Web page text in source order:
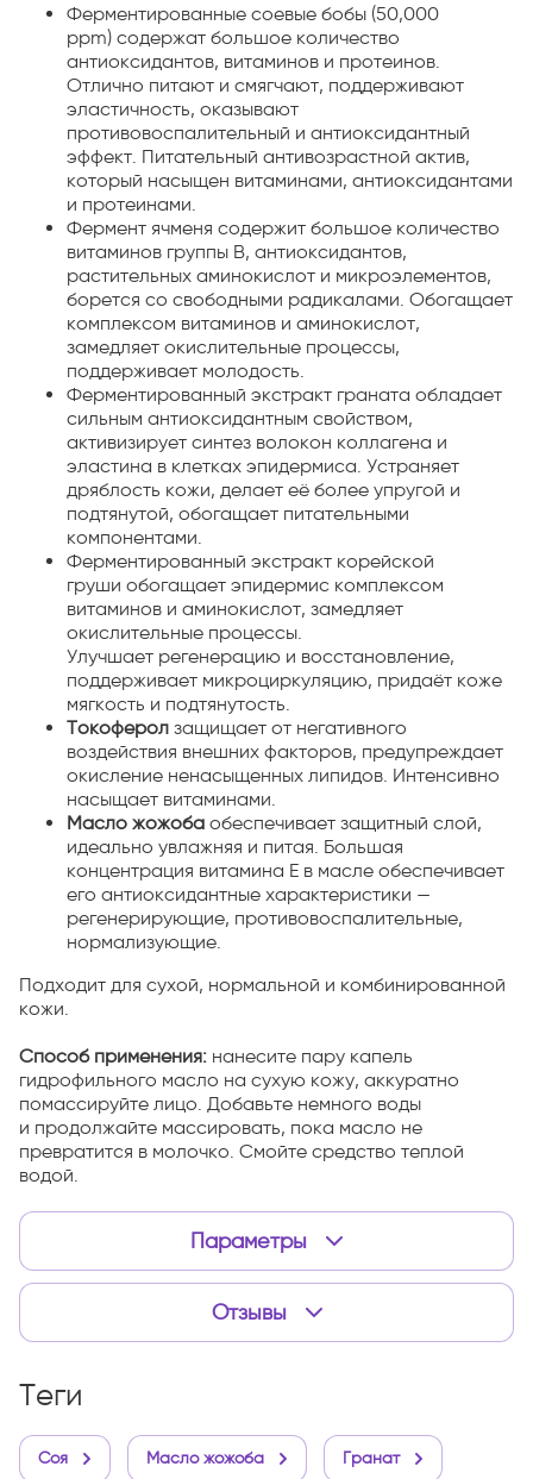
Ферментированные соевые бобы (50,000
ppm) содержат большое количество
антиоксидантов, витаминов и протеинов.
Отлично питают и смягчают, поддерживают
эластичность, оказывают
противовоспалительный и антиоксидантный
эффект. Питательный антивозрастной актив,
который насыщен витаминами, антиоксидантами
и протеинами.
Фермент ячменя содержит большое количество
витаминов группы B, антиоксидантов,
растительных аминокислот и микроэлементов,
борется со свободными радикалами. Обогащает
комплексом витаминов и аминокислот,
замедляет окислительные процессы,
поддерживает молодость.
Ферментированный экстракт граната обладает
сильным антиоксидантным свойством,
активизирует синтез волокон коллагена и
эластина в клетках эпидермиса. Устраняет
дряблость кожи, делает её более упругой и
подтянутой, обогащает питательными
компонентами.
Ферментированный экстракт корейской
груши обогащает эпидермис комплексом
витаминов и аминокислот, замедляет
окислительные процессы.
Улучшает регенерацию и восстановление,
поддерживает микроциркуляцию, придаёт коже
мягкость и подтянутость.
Токоферол защищает от негативного
воздействия внешних факторов, предупреждает
окисление ненасыщенных липидов. Интенсивно
насыщает витаминами.
Масло жожоба обеспечивает защитный слой,
идеально увлажняя и питая. Большая
концентрация витамина Е в масле обеспечивает
его антиоксидантные характеристики —
регенерирующие, противовоспалительные,
нормализующие.
Подходит для сухой, нормальной и комбинированной
кожи.
Способ применения: нанесите пару капель
гидрофильного масло на сухую кожу, аккуратно
помассируйте лицо. Добавьте немного воды
и продолжайте массировать, пока масло не
превратится в молочко. Смойте средство теплой
водой.
Параметры
Отзывы
теги
Соя Масло жожоба Гранат